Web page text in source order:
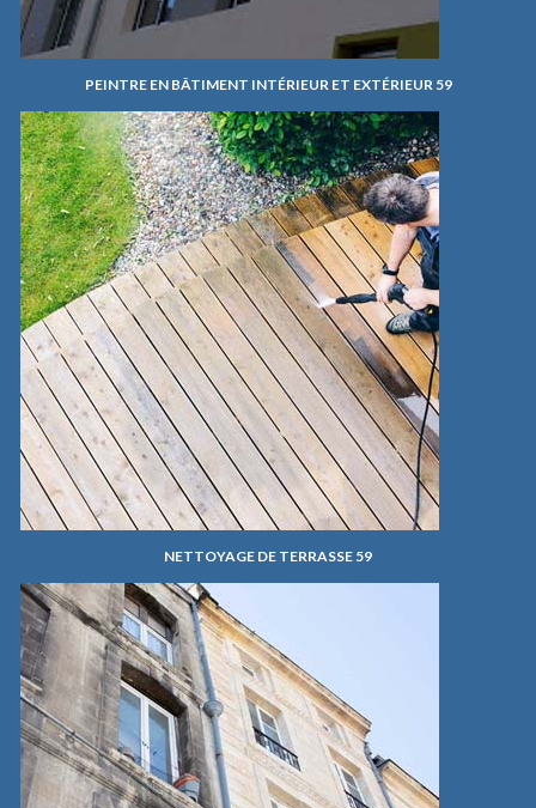
PEINTRE EN BÂTIMENT INTÉRIEUR ET EXTÉRIEUR 59
NETTOYAGE DE TERRASSE 59